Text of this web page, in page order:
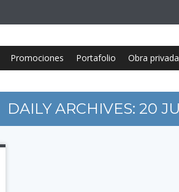
Promociones Portafolio Obra privada
DAILY ARCHIVES: 20